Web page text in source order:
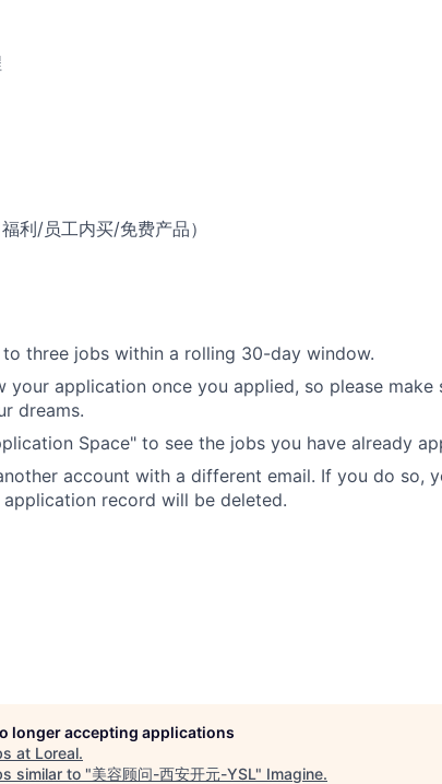
利/员工内买/免费产品）
three jobs within a rolling 30-day window.
your application once you applied, so please make
dreams.
Space" to see the jobs you have already
account with a different email. If you do so,
record will be deleted.
longer accepting applications
at Loreal.
similar to "美容顾问-西安开元-YSL" Imagine.